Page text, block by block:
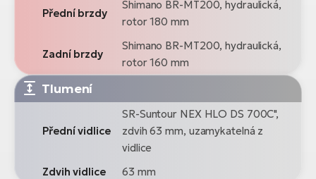
Přední brzdy
Shimano BR-MT200, hydraulická,
rotor 180 mm
Zadní brzdy
Shimano BR-MT200, hydraulická,
rotor 160 mm
Tlumení
Přední vidlice
SR-Suntour NEX HLO DS 700C",
zdvih 63 mm, uzamykatelná z
vidlice
Zdvih vidlice
63 mm